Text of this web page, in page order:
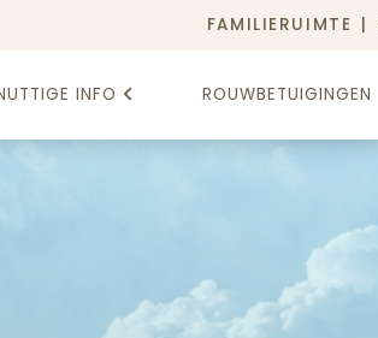
FAMILIERUIMTE
INFO ROUWBETUIGINGEN